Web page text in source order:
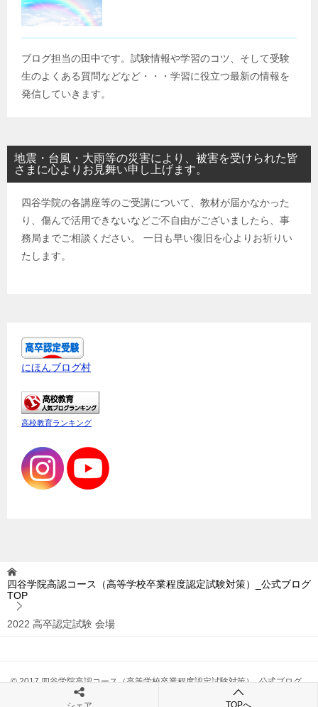
ブログ担当の田中です。試験情報や学習のコツ、そして受験
生のよくある質問などなど・・・学習に役立つ最新の情報を
発信していきます。
地震・台風・大雨等の災害により、被害を受けられた皆
さまに心よりお見舞い申し上げます。
四谷学院の各講座等のご受講について、教材が届かなかった
り、傷んで活用できないなどご不自由がございましたら、事
務局までご相談ください。 一日も早い復旧を心よりお祈りい
たします。
にほんブログ村
高校教育ランキング
四谷学院高認コース（高等学校卒業程度認定試験対策）_公式ブログ
TOP
2022 高卒認定試験 会場
© 2017 四谷学院高認コース（高等学校卒業程度認定試験対策）_公式ブログ
TOPへ